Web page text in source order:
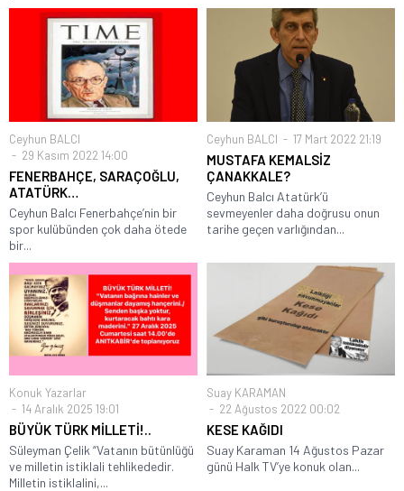
Ceyhun BALCI
29 Kasım 2022 14:00
FENERBAHÇE, SARAÇOĞLU,
ATATÜRK…
Ceyhun Balcı Fenerbahçe’nin bir
spor kulübünden çok daha ötede
bir...
Ceyhun BALCI 17 Mart 2022 21:19
MUSTAFA KEMALSİZ
ÇANAKKALE?
Ceyhun Balcı Atatürk’ü
sevmeyenler daha doğrusu onun
tarihe geçen varlığından...
Konuk Yazarlar
14 Aralık 2025 19:01
BÜYÜK TÜRK MİLLETİ!..
Süleyman Çelik “Vatanın bütünlüğü
ve milletin istiklali tehlikededir.
Milletin istiklalini,...
Suay KARAMAN
22 Ağustos 2022 00:02
KESE KAĞIDI
Suay Karaman 14 Ağustos Pazar
günü Halk TV’ye konuk olan...